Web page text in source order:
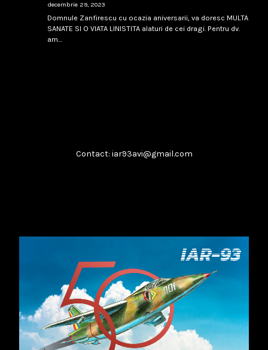
februarie 8, 2026 Citește
februarie 8, 2026
decembrie 29, 2023
Domnule Zanfirescu cu ocazia aniversarii, va doresc MULTA
SANATE SI O VIATA LINISTITA alaturi de cei dragi. Pentru dv.
am…
Contact: iar93avi@gmail.com